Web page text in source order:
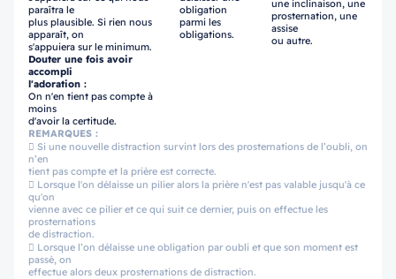
paraîtra le
plus plausible. Si rien nous
apparaît, on
s'appuiera sur le minimum.
Douter une fois avoir
accompli
l'adoration :
On n'en tient pas compte à
moins
d'avoir la certitude.
obligation
parmi les
obligations.
une inclinaison, une
prosternation, une
assise
ou autre.
REMARQUES :
 Si une nouvelle distraction survint lors des prosternations de l’oubli, on
n’en
tient pas compte et la prière est correcte.
 Lorsque l'on délaisse un pilier alors la prière n'est pas valable jusqu'à ce
qu'on
vienne avec ce pilier et ce qui suit ce dernier, puis on effectue les
prosternations
de distraction.
 Lorsque l’on délaisse une obligation par oubli et que son moment est
passé, on
effectue alors deux prosternations de distraction.